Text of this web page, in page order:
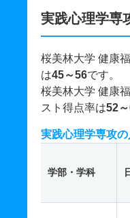
実践心理学専
桜美林大学 健康
は45～56です。
桜美林大学 健康
スト得点率は52
実践心理学専攻
学部・学科